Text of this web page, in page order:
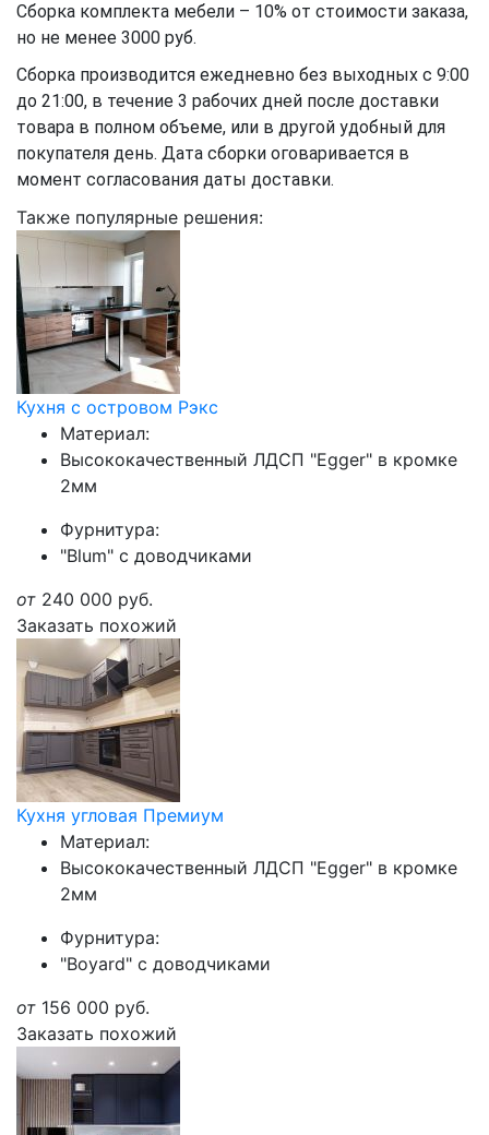
Сборка комплекта мебели – 10% от стоимости заказа,
но не менее 3000 руб.
Сборка производится ежедневно без выходных с 9:00
до 21:00, в течение 3 рабочих дней после доставки
товара в полном объеме, или в другой удобный для
покупателя день. Дата сборки оговаривается в
момент согласования даты доставки.
Также популярные решения:
Кухня с островом Рэкс
Материал:
Высококачественный ЛДСП "Egger" в кромке
2мм
Фурнитура:
"Blum" с доводчиками
от 240 000 руб.
Заказать похожий
Кухня угловая Премиум
Материал:
Высококачественный ЛДСП "Egger" в кромке
2мм
Фурнитура:
"Boyard" с доводчиками
от 156 000 руб.
Заказать похожий